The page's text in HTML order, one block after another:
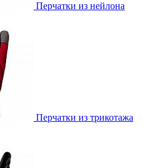
Перчатки из нейлона
Перчатки из трикотажа